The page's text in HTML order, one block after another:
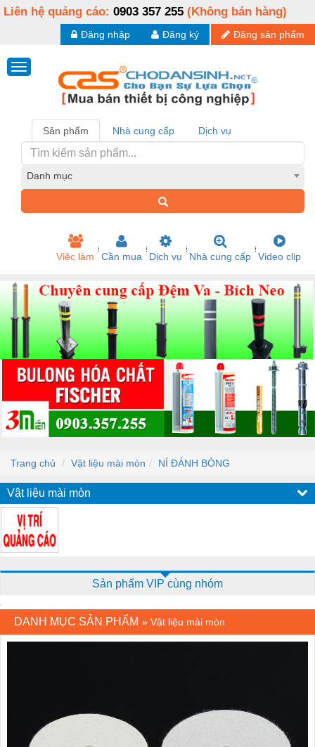
Liên hệ quảng cáo: 0903 357 255 (Không bán hàng)
Đăng sản phẩm
Đăng ký
Đăng nhập
Sản phẩm Nhà cung cấp Dịch vụ
Danh mục
Việc làm Cần mua Dịch vụ Nhà cung cấp Video clip
Trang chủ Vật liệu mài mòn NỈ ĐÁNH BÓNG
Vật liệu mài mòn
Sản phẩm VIP cùng nhóm
DANH MỤC SẢN PHẨM » Vật liệu mài mòn